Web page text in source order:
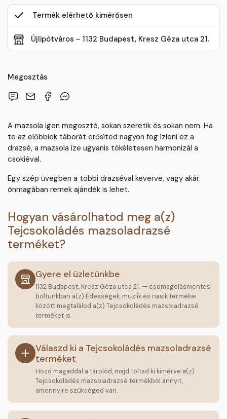
Termék elérhető kimérősen
Újlipótváros - 1132 Budapest, Kresz Géza utca 21.
Megosztás
A mazsola igen megosztó, sokan szeretik és sokan nem. Ha
te az előbbiek táborát erősíted nagyon fog ízleni ez a
drazsé, a mazsola íze ugyanis tökéletesen harmonizál a
csokiéval.
Egy szép üvegben a többi drazséval keverve, vagy akár
önmagában remek ajándék is lehet.
Hogyan vásárolhatod meg a(z)
Tejcsokoládés mazsoladrazsé
terméket?
Gyere el üzletünkbe
1132 Budapest, Kresz Géza utca 21. — csomagolásmentes
boltunkban a(z) Édességek, müzlik és nasik termékei
között megtalálod a(z) Tejcsokoládés mazsoladrazsé
terméket is.
Válaszd ki a Tejcsokoládés mazsoladrazsé
terméket
Hozd magaddal a tárolód, majd töltsd ki kimérve a(z)
Tejcsokoládés mazsoladrazsé termékből annyit,
amennyire szükséged van.